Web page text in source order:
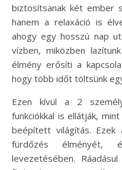
biztosítsanak két ember
hanem a relaxáció is
ahogy egy hosszú nap
vízben, miközben
élmény erősíti a
hogy több időt töltsünk
Ezen kívül a 2
funkciókkal is ellátják,
beépített világítás. Ezek
fürdőzés élményét,
levezetésében.